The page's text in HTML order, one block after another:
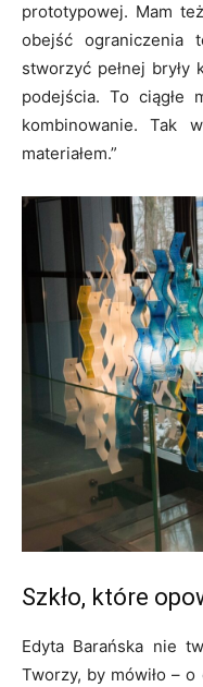
prototypowej. Mam
obejść ograniczenia
stworzyć pełnej bryły
podejścia. To ciągłe
kombinowanie. Tak
materiałem.”
Szkło, które
Edyta Barańska nie
Tworzy, by mówiło –